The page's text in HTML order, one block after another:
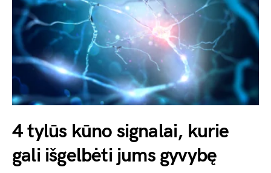
4 tylūs kūno signalai, kurie
gali išgelbėti jums gyvybę